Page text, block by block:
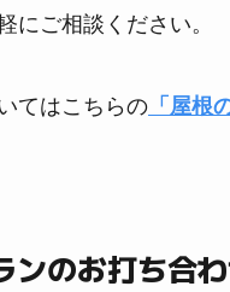
にご相談ください。
てはこちらの 「屋根
ンのお打ち合